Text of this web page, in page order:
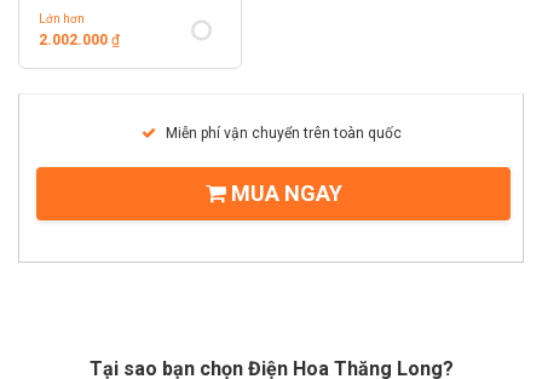
Lớn hơn
2.002.000 ₫
Miễn phí vận chuyển trên toàn quốc
MUA NGAY
Tại sao bạn chọn Điện Hoa Thăng Long?